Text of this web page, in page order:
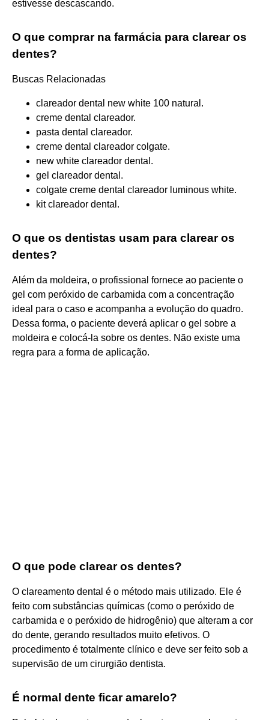
estivesse descascando.
O que comprar na farmácia para clarear os
dentes?
Buscas Relacionadas
clareador dental new white 100 natural.
creme dental clareador.
pasta dental clareador.
creme dental clareador colgate.
new white clareador dental.
gel clareador dental.
colgate creme dental clareador luminous white.
kit clareador dental.
O que os dentistas usam para clarear os
dentes?
Além da moldeira, o profissional fornece ao paciente o
gel com peróxido de carbamida com a concentração
ideal para o caso e acompanha a evolução do quadro.
Dessa forma, o paciente deverá aplicar o gel sobre a
moldeira e colocá-la sobre os dentes. Não existe uma
regra para a forma de aplicação.
O que pode clarear os dentes?
O clareamento dental é o método mais utilizado. Ele é
feito com substâncias químicas (como o peróxido de
carbamida e o peróxido de hidrogênio) que alteram a cor
do dente, gerando resultados muito efetivos. O
procedimento é totalmente clínico e deve ser feito sob a
supervisão de um cirurgião dentista.
É normal dente ficar amarelo?